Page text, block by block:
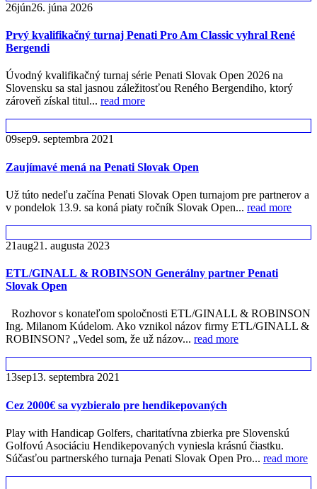
26jún26. júna 2026
Prvý kvalifikačný turnaj Penati Pro Am Classic vyhral René
Bergendi
Úvodný kvalifikačný turnaj série Penati Slovak Open 2026 na
Slovensku sa stal jasnou záležitosťou Reného Bergendiho, ktorý
zároveň získal titul... read more
09sep9. septembra 2021
Zaujímavé mená na Penati Slovak Open
Už túto nedeľu začína Penati Slovak Open turnajom pre partnerov a
v pondelok 13.9. sa koná piaty ročník Slovak Open... read more
21aug21. augusta 2023
ETL/GINALL & ROBINSON Generálny partner Penati
Slovak Open
Rozhovor s konateľom spoločnosti ETL/GINALL & ROBINSON
Ing. Milanom Kúdelom. Ako vznikol názov firmy ETL/GINALL &
ROBINSON? „Vedel som, že už názov... read more
13sep13. septembra 2021
Cez 2000€ sa vyzbieralo pre hendikepovaných
Play with Handicap Golfers, charitatívna zbierka pre Slovenskú
Golfovú Asociáciu Hendikepovaných vyniesla krásnú čiastku.
Súčasťou partnerského turnaja Penati Slovak Open Pro... read more